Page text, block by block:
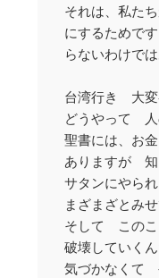
それは、私た
にするためで
らないわけでは
台湾行き 大変
どうやって 人
聖書には、お
ありますが 知
サタンにやら
まざまざとみ
そして この
破壊していくん
気づかなくて